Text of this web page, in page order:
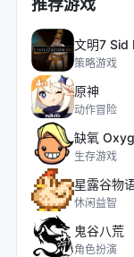
推荐游戏
文明7 Sid
策略游戏
原神
动作冒险
缺氧
生存游戏
星露谷物
休闲益智
鬼谷八荒
角色扮演